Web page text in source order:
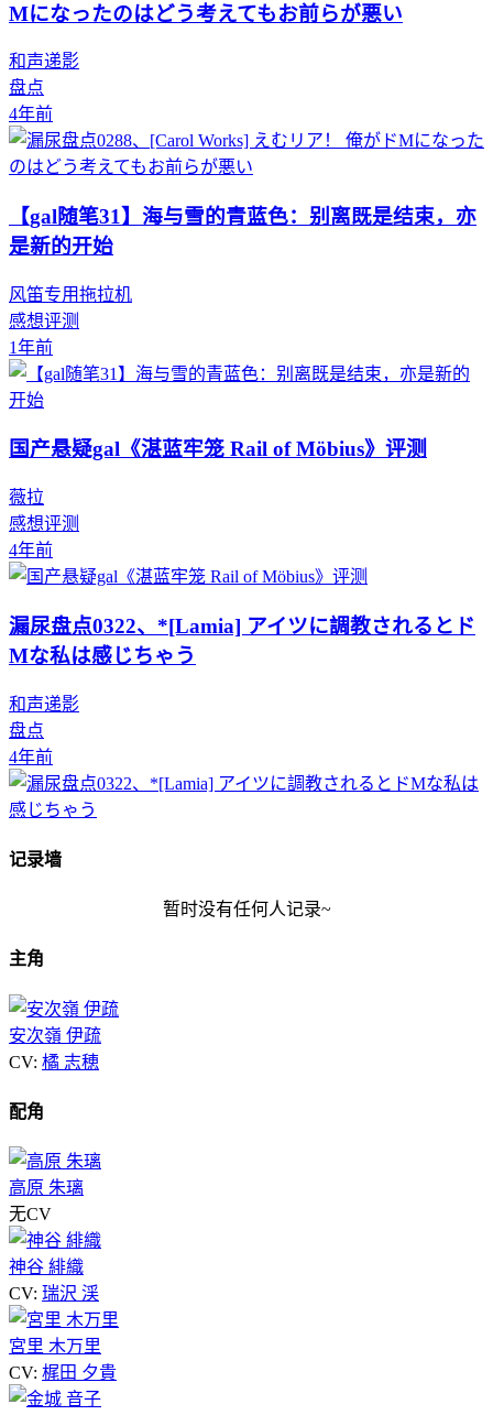
Mになったのはどう考えてもお前らが悪い
和声递影
盘点
4年前
【gal随笔31】海与雪的青蓝色：别离既是结束，亦
是新的开始
风笛专用拖拉机
感想评测
1年前
国产悬疑gal《湛蓝牢笼 Rail of Möbius》评测
薇拉
感想评测
4年前
漏尿盘点0322、*[Lamia] アイツに調教されるとド
Mな私は感じちゃう
和声递影
盘点
4年前
记录墙
暂时没有任何人记录~
主角
安次嶺 伊疏
CV: 橘 志穂
配角
高原 朱璃
无CV
神谷 緋織
CV: 瑞沢 渓
宮里 木万里
CV: 梶田 夕貴